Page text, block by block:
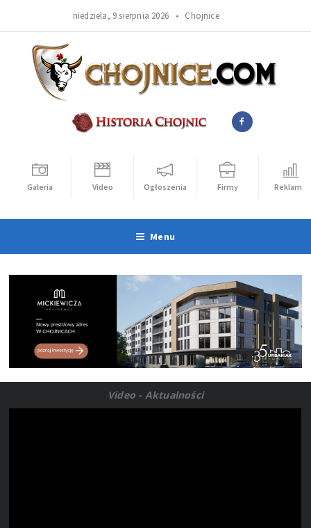
niedziela, 9 sierpnia 2026 • Chojnice
Galeria Video Ogłoszenia Firmy Reklama
Menu
Video - Aktualności